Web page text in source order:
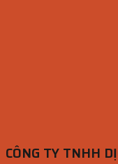
CÔNG TY TNHH